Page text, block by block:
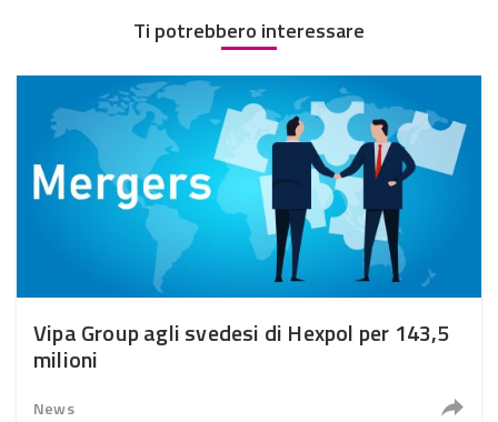
Ti potrebbero interessare
Vipa Group agli svedesi di Hexpol per 143,5
milioni
News